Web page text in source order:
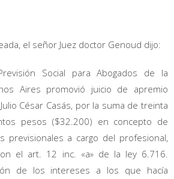
el señor Juez doctor Genoud dijo:
Social para Abogados de la
Aires promovió juicio de apremio
César Casás, por la suma de treinta
pesos ($32.200) en concepto de
previsionales a cargo del profesional,
el art. 12 inc. «a» de la ley 6.716.
de los intereses a los que hacía